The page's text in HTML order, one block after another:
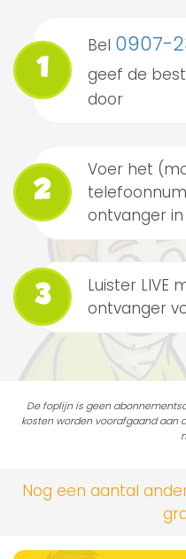
1
Bel 0907-
geef de
door
2
Voer het
ontvanger in
3
Luister LIVE
ontvanger
De foplijn is geen
kosten worden voorafgaand aan
Nog een aantal